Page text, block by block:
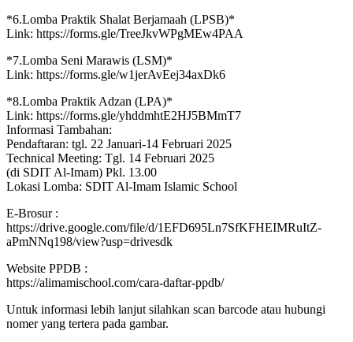
*6.Lomba Praktik Shalat Berjamaah (LPSB)*
Link: https://forms.gle/TreeJkvWPgMEw4PAA
*7.Lomba Seni Marawis (LSM)*
Link: https://forms.gle/w1jerAvEej34axDk6
*8.Lomba Praktik Adzan (LPA)*
Link: https://forms.gle/yhddmhtE2HJ5BMmT7
Informasi Tambahan:
Pendaftaran: tgl. 22 Januari-14 Februari 2025
Technical Meeting: Tgl. 14 Februari 2025
(di SDIT Al-Imam) Pkl. 13.00
Lokasi Lomba: SDIT Al-Imam Islamic School
E-Brosur :
https://drive.google.com/file/d/1EFD695Ln7SfKFHEIMRuItZ-
aPmNNq198/view?usp=drivesdk
Website PPDB :
https://alimamischool.com/cara-daftar-ppdb/
Untuk informasi lebih lanjut silahkan scan barcode atau hubungi
nomer yang tertera pada gambar.